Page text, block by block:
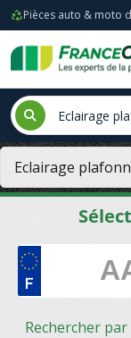
Pièces auto & moto